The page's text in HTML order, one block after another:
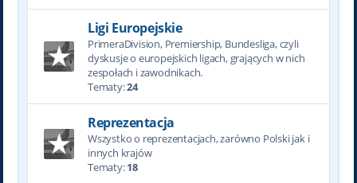
Ligi Europejskie
PrimeraDivision, Premiership, Bundesliga, czyli
dyskusje o europejskich ligach, grających w nich
zespołach i zawodnikach.
Tematy:24
Reprezentacja
Wszystko o reprezentacjach, zarówno Polski jak i
innych krajów
Tematy:18